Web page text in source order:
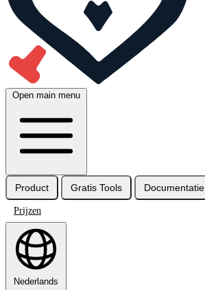
Open main menu
Product Gratis Tools Documentatie
Prijzen
Nederlands